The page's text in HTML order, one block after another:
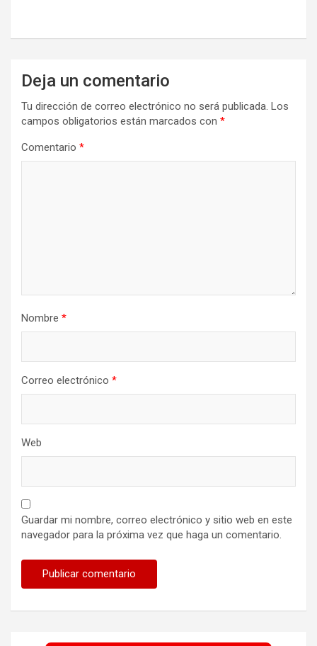
Deja un comentario
Tu dirección de correo electrónico no será publicada. Los
campos obligatorios están marcados con *
Comentario *
Nombre *
Correo electrónico *
Web
Guardar mi nombre, correo electrónico y sitio web en este
navegador para la próxima vez que haga un comentario.